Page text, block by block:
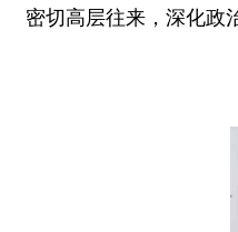
密切高层往来，深化政